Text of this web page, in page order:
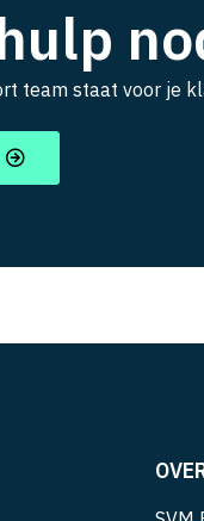
team staat voor je